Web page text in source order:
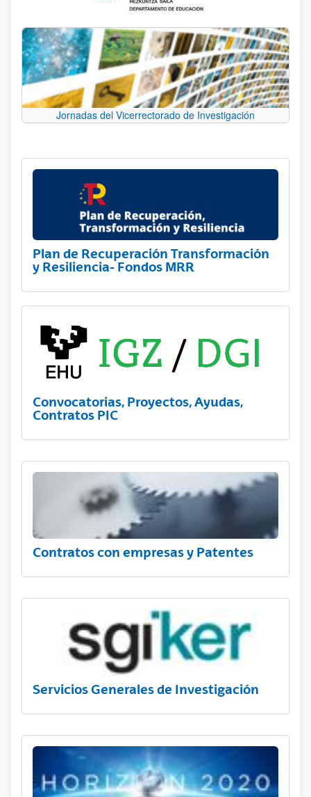
Jornadas del Vicerrectorado de Investigación
Plan de Recuperación Transformación
y Resiliencia- Fondos MRR
Convocatorias, Proyectos, Ayudas,
Contratos PIC
Contratos con empresas y Patentes
Servicios Generales de Investigación